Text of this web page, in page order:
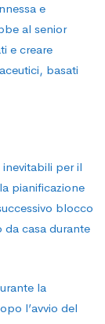
e
al senior
e creare
basati
inevitabili per il
pianificazione
blocco
da casa durante
la
l’avvio del